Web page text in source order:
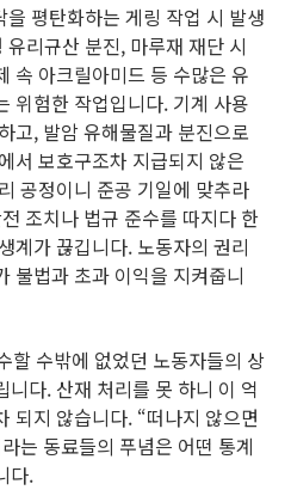
평탄화하는 게링 작업 시 발생
리규산 분진, 마루재 재단 시
속 아크릴아미드 등 수많은 유
위험한 작업입니다. 기계 사용
고, 발암 유해물질과 분진으로
서 보호구조차 지급되지 않은
공정이니 준공 기일에 맞추라
조치나 법규 준수를 따지다 한
계가 끊깁니다. 노동자의 권리
불법과 초과 이익을 지켜줍니
할 수밖에 없었던 노동자들의 상
다. 산재 처리를 못 하니 이 억
되지 않습니다. “떠나지 않으면
는 동료들의 푸념은 어떤 통계
다.